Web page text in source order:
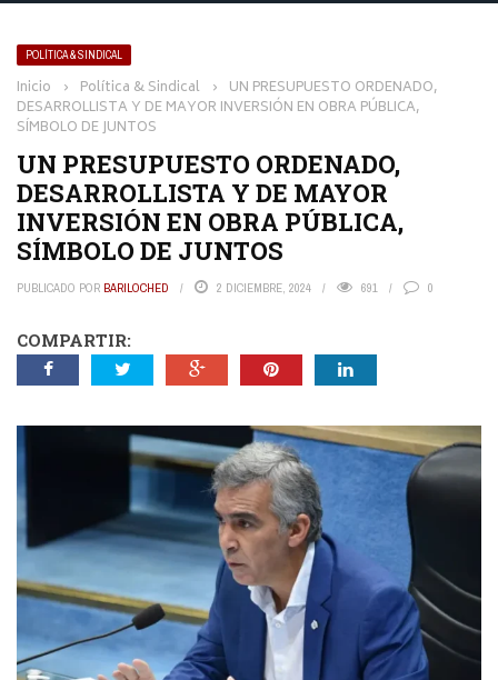
POLÍTICA & SINDICAL
Inicio › Política & Sindical › UN PRESUPUESTO ORDENADO,
DESARROLLISTA Y DE MAYOR INVERSIÓN EN OBRA PÚBLICA,
SÍMBOLO DE JUNTOS
UN PRESUPUESTO ORDENADO,
DESARROLLISTA Y DE MAYOR
INVERSIÓN EN OBRA PÚBLICA,
SÍMBOLO DE JUNTOS
PUBLICADO POR BARILOCHED 2 DICIEMBRE, 2024 691 0
COMPARTIR: